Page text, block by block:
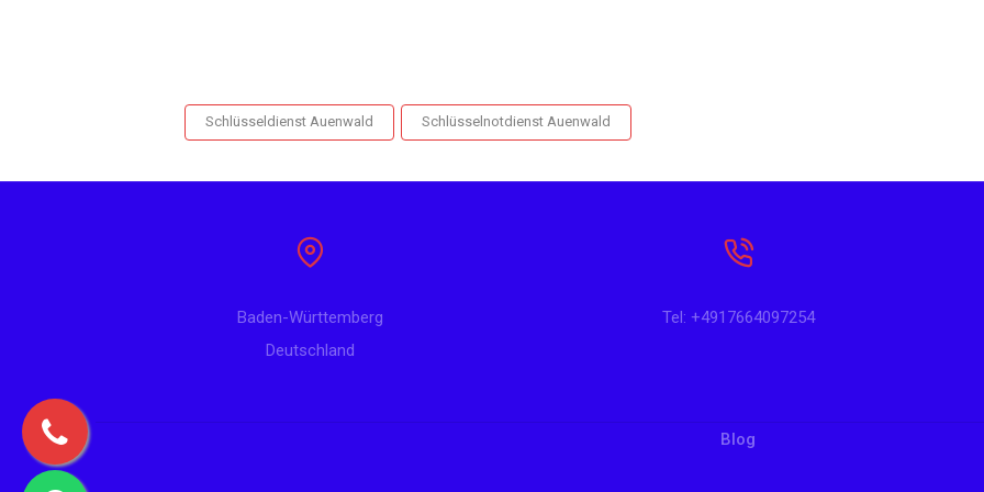
Schlüsseldienst Auenwald Schlüsselnotdienst Auenwald
Baden-Württemberg
Deutschland
Tel: +4917664097254
Blog